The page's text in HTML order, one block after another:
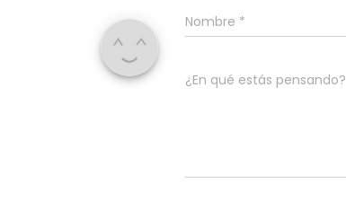
Nombre *
¿En qué estás pensando?